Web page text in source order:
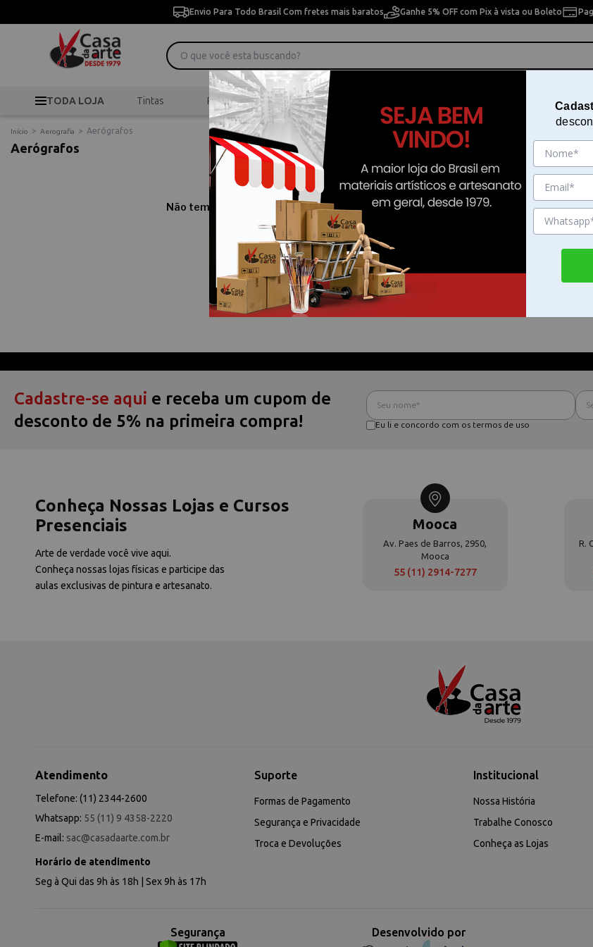
Envio Para Todo Brasil Com fretes mais baratos Ganhe 5% OFF com Pix à vista ou Boleto
TODA LOJA Tintas Pincéis Desenho
Início > Aerografia > Aerógrafos
Aerógrafos
Não temos resultados para sua pesquisa. Por favor, tente com outros filtros.
Comprar Aerógrafos em Casa da Arte
Compre online Aerógrafos por . Faça seu pedido e pague-o online.
Cadastre-se aqui e receba um cupom de
desconto de 5% na primeira compra!
Eu li e concordo com os termos de uso
Conheça Nossas Lojas e Cursos
Presenciais
Arte de verdade você vive aqui.
Conheça nossas lojas físicas e participe das
aulas exclusivas de pintura e artesanato.
Mooca
Av. Paes de Barros, 2950,
Mooca
55 (11) 2914-7277
R.
Atendimento
Telefone: (11) 2344-2600
Whatsapp: 55 (11) 9 4358-2220
E-mail: sac@casadaarte.com.br
Horário de atendimento
Seg à Qui das 9h às 18h | Sex 9h às 17h
Suporte
Formas de Pagamento
Segurança e Privacidade
Troca e Devoluções
Institucional
Nossa História
Trabalhe Conosco
Conheça as Lojas
Segurança Desenvolvido por